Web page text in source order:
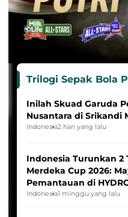
Trilogi Sepak Bola
Inilah Skuad Garuda
Nusantara di Srikandi
Indonesia2 hari yang lalu
Indonesia Turunkan 2
Merdeka Cup 2026:
Pemantauan di
League
Indonesia1 minggu yang lalu